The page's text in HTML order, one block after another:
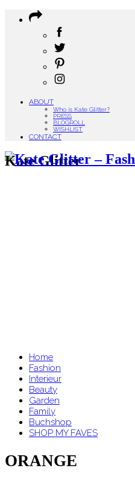
ABOUT
Who is Kate Glitter?
PRESS
BLOGROLL
WISHLIST
CONTACT
Kate Glitter
Home
Fashion
Interieur
Beauty
Garden
Family
Buchshop
SHOP MY FAVES
ORANGE